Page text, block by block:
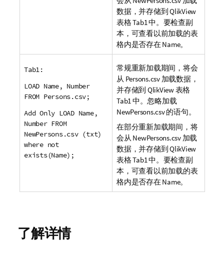
数据，并存储到QlikView
表格Tab1中。要检查副
本，可查看以前加载的表
格内是否存在 Name。
Tab1:
LOAD Name, Number
FROM Persons.csv;
Add Only LOAD Name,
Number FROM
NewPersons.csv (txt)
where not
exists(Name);
常规重新加载期间，将会
从 Persons.csv加载数据，
并存储到 QlikView表格
Tab1中。忽略加载
NewPersons.csv的语句。
在部分重新加载期间，将
会从 NewPersons.csv加载
数据，并存储到QlikView
表格Tab1中。要检查副
本，可查看以前加载的表
格内是否存在 Name。
了解详情